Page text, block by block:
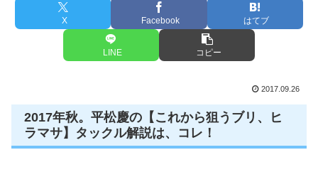
X Facebook はてブ
LINE コピー
2017.09.26
2017年秋。平松慶の【これから狙うブリ、ヒ
ラマサ】タックル解説は、コレ！